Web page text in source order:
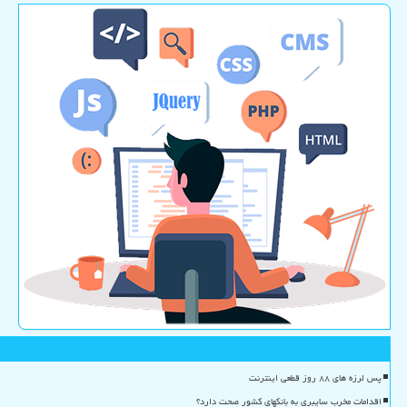
پس لرزه های ۸۸ روز قطعی اینترنت
اقدامات مخرب سایبری به بانکهای کشور صحت دارد؟